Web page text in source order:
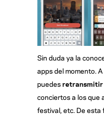
Sin duda ya la
apps del momento.
puedesretransmitir
conciertos a los que
festival, etc. De esta